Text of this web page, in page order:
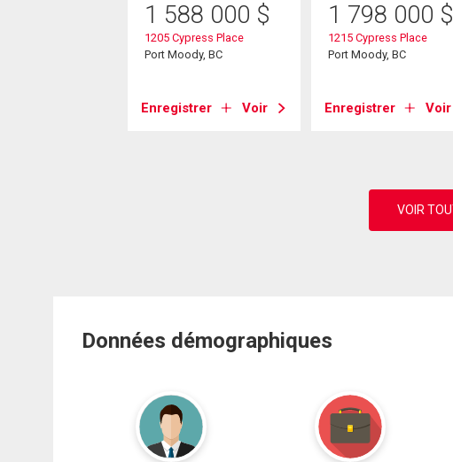
1 588 000 $
1205 Cypress Place
Port Moody, BC
Enregistrer Voir
1 798 000 $
1215 Cypress Place
Port Moody, BC
Enregistrer Voir
Données démographiques